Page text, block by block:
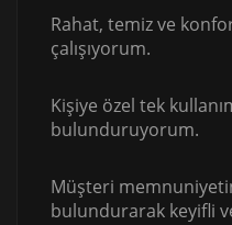
Rahat, temiz ve
çalışıyorum.
Kişiye özel tek
bulunduruyorum.
Müşteri
bulundurarak keyifli